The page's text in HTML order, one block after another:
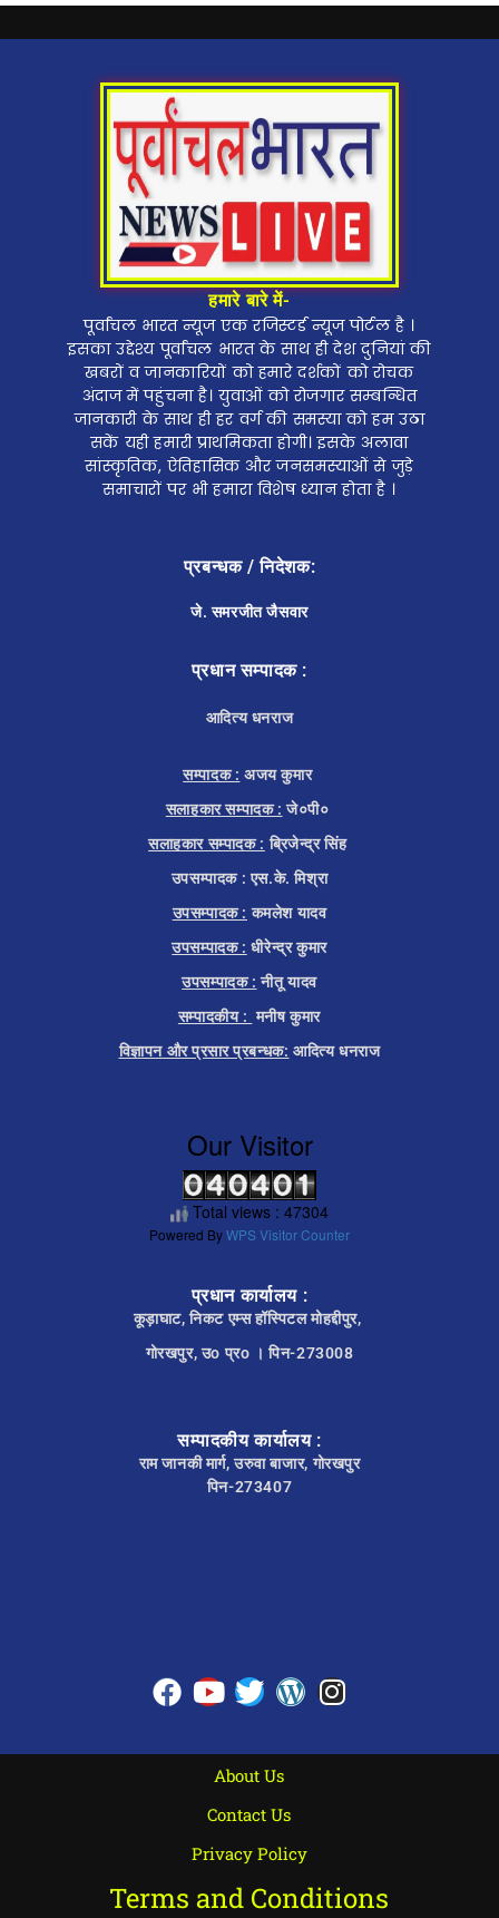
हमारे बारे में-
पूर्वांचल भारत न्यूज एक रजिस्टर्ड न्यूज पोर्टल है ।
इसका उद्देश्य पूर्वांचल भारत के साथ ही देश दुनियां की
खबरों व जानकारियों को हमारे दर्शकों को रोचक
अंदाज में पहुंचना है। युवाओं को रोजगार सम्बन्धित
जानकारी के साथ ही हर वर्ग की समस्या को हम उठा
सकें यही हमारी प्राथमिकता होगी। इसके अलावा
सांस्कृतिक, ऐतिहासिक और जनसमस्याओं से जुड़े
समाचारों पर भी हमारा विशेष ध्यान होता है ।
प्रबन्धक / निदेशक:
जे. समरजीत जैसवार
प्रधान सम्पादक :
आदित्य धनराज
सम्पादक : अजय कुमार
सलाहकार सम्पादक : जे०पी०
सलाहकार सम्पादक : ब्रिजेन्द्र सिंह
उपसम्पादक : एस.के. मिश्रा
उपसम्पादक : कमलेश यादव
उपसम्पादक : धीरेन्द्र कुमार
उपसम्पादक : नीतू यादव
सम्पादकीय : मनीष कुमार
विज्ञापन और प्रसार प्रबन्धक: आदित्य धनराज
Our Visitor
Total views : 47304
Powered ByWPS Visitor Counter
प्रधान कार्यालय :
कूड़ाघाट, निकट एम्स हॉस्पिटल मोहद्दीपुर,
गोरखपुर, उo प्रo । पिन-273008
सम्पादकीय कार्यालय :
राम जानकी मार्ग, उरुवा बाजार, गोरखपुर
पिन-273407
About Us
Contact Us
Privacy Policy
Terms and Conditions